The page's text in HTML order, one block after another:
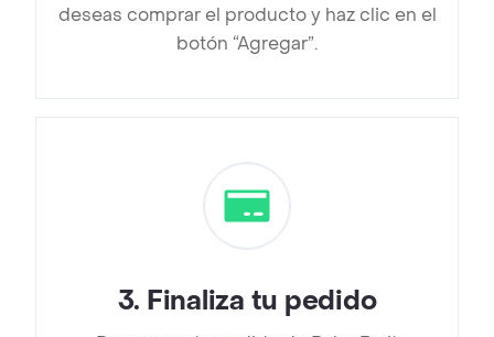
deseas comprar el producto y haz clic en el
botón “Agregar”.
3. Finaliza tu pedido